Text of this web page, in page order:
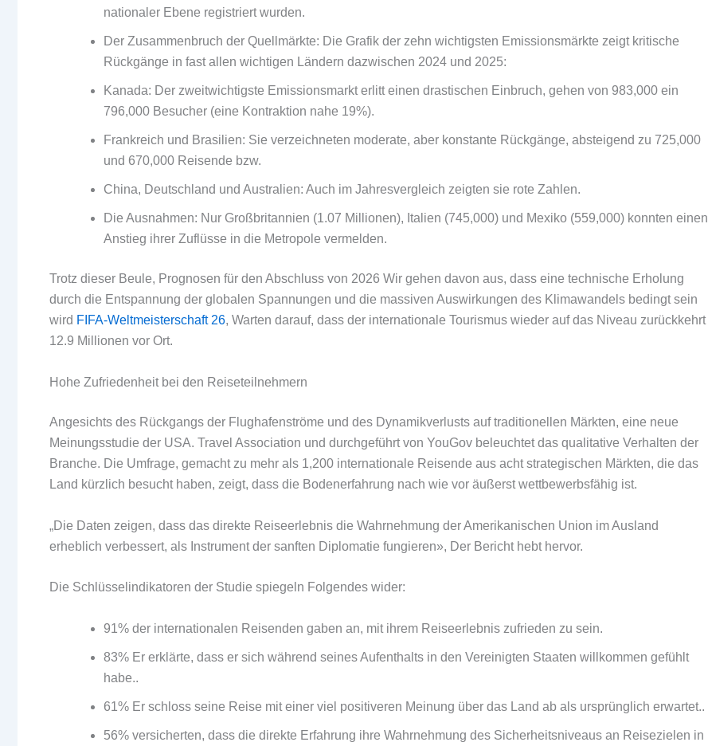
nationaler Ebene registriert wurden.
Der Zusammenbruch der Quellmärkte: Die Grafik der zehn wichtigsten Emissionsmärkte zeigt kritische
Rückgänge in fast allen wichtigen Ländern dazwischen 2024 und 2025:
Kanada: Der zweitwichtigste Emissionsmarkt erlitt einen drastischen Einbruch, gehen von 983,000 ein
796,000 Besucher (eine Kontraktion nahe 19%).
Frankreich und Brasilien: Sie verzeichneten moderate, aber konstante Rückgänge, absteigend zu 725,000
und 670,000 Reisende bzw.
China, Deutschland und Australien: Auch im Jahresvergleich zeigten sie rote Zahlen.
Die Ausnahmen: Nur Großbritannien (1.07 Millionen), Italien (745,000) und Mexiko (559,000) konnten einen
Anstieg ihrer Zuflüsse in die Metropole vermelden.
Trotz dieser Beule, Prognosen für den Abschluss von 2026 Wir gehen davon aus, dass eine technische Erholung
durch die Entspannung der globalen Spannungen und die massiven Auswirkungen des Klimawandels bedingt sein
wird FIFA-Weltmeisterschaft 26, Warten darauf, dass der internationale Tourismus wieder auf das Niveau zurückkehrt
12.9 Millionen vor Ort.
Hohe Zufriedenheit bei den Reiseteilnehmern
Angesichts des Rückgangs der Flughafenströme und des Dynamikverlusts auf traditionellen Märkten, eine neue
Meinungsstudie der USA. Travel Association und durchgeführt von YouGov beleuchtet das qualitative Verhalten der
Branche. Die Umfrage, gemacht zu mehr als 1,200 internationale Reisende aus acht strategischen Märkten, die das
Land kürzlich besucht haben, zeigt, dass die Bodenerfahrung nach wie vor äußerst wettbewerbsfähig ist.
„Die Daten zeigen, dass das direkte Reiseerlebnis die Wahrnehmung der Amerikanischen Union im Ausland
erheblich verbessert, als Instrument der sanften Diplomatie fungieren», Der Bericht hebt hervor.
Die Schlüsselindikatoren der Studie spiegeln Folgendes wider:
91% der internationalen Reisenden gaben an, mit ihrem Reiseerlebnis zufrieden zu sein.
83% Er erklärte, dass er sich während seines Aufenthalts in den Vereinigten Staaten willkommen gefühlt
habe..
61% Er schloss seine Reise mit einer viel positiveren Meinung über das Land ab als ursprünglich erwartet..
56% versicherten, dass die direkte Erfahrung ihre Wahrnehmung des Sicherheitsniveaus an Reisezielen in